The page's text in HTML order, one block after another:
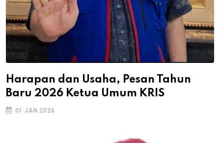
Harapan dan Usaha, Pesan Tahun
Baru 2026 Ketua Umum KRIS
01 JAN 2026